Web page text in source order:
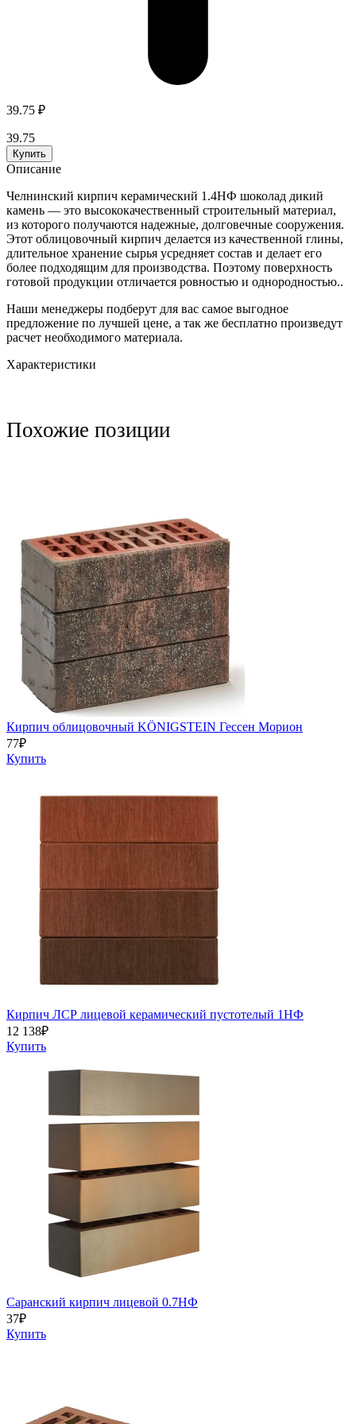
39.75 ₽
39.75
Купить
Описание
Челнинский кирпич керамический 1.4НФ шоколад дикий
камень — это высококачественный строительный материал,
из которого получаются надежные, долговечные сооружения.
Этот облицовочный кирпич делается из качественной глины,
длительное хранение сырья усредняет состав и делает его
более подходящим для производства. Поэтому поверхность
готовой продукции отличается ровностью и однородностью..
Наши менеджеры подберут для вас самое выгодное
предложение по лучшей цене, а так же бесплатно произведут
расчет необходимого материала.
Характеристики
Похожие позиции
Кирпич облицовочный KÖNIGSTEIN Гессен Морион
77₽
Купить
Кирпич ЛСР лицевой керамический пустотелый 1НФ
12 138₽
Купить
Саранский кирпич лицевой 0.7НФ
37₽
Купить